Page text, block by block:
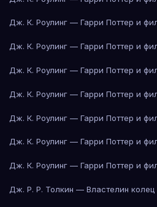
Дж. К. Роулинг — Гарри Поттер и
Дж. К. Роулинг — Гарри Поттер и
Дж. К. Роулинг — Гарри Поттер и
Дж. К. Роулинг — Гарри Поттер и
Дж. К. Роулинг — Гарри Поттер и
Дж. К. Роулинг — Гарри Поттер и
Дж. К. Роулинг — Гарри Поттер и
Дж. Р. Р. Толкин — Властелин колец